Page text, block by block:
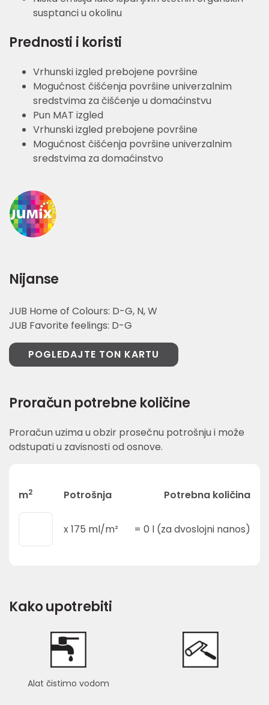
susptanci u okolinu
Prednosti i koristi
Vrhunski izgled prebojene površine
Mogućnost čišćenja površine univerzalnim
sredstvima za čišćenje u domaćinstvu
Pun MAT izgled
Vrhunski izgled prebojene površine
Mogućnost čišćenja površine univerzalnim
sredstvima za domaćinstvo
Nijanse
JUB Home of Colours: D-G, N, W
JUB Favorite feelings: D-G
POGLEDAJTE TON KARTU
Proračun potrebne količine
Proračun uzima u obzir prosečnu potrošnju i može
odstupati u zavisnosti od osnove.
m2 Potrošnja Potrebna količina
x175 ml/m² = 0 l (za dvoslojni nanos)
Kako upotrebiti
Alat čistimo vodom